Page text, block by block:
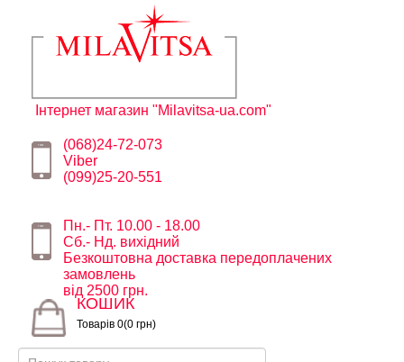
Інтернет магазин "Milavitsa-ua.com"
(068)24-72-073
Viber
(099)25-20-551
Пн.- Пт. 10.00 - 18.00
Сб.- Нд. вихідний
Безкоштовна доставка передоплачених
замовлень
від 2500 грн.
КОШИК
Товарів 0(0 грн)